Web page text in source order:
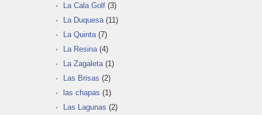
La Cala Golf (3)
La Duquesa (11)
La Quinta (7)
La Resina (4)
La Zagaleta (1)
Las Brisas (2)
las chapas (1)
Las Lagunas (2)